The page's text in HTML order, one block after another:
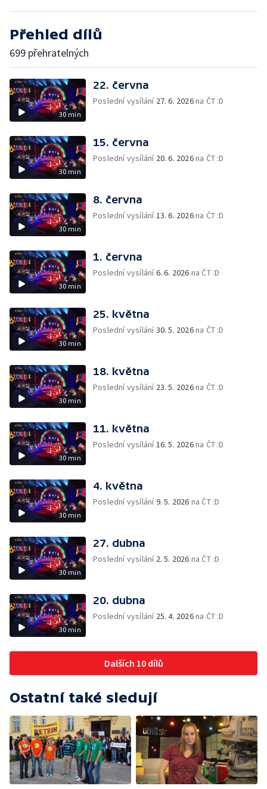
Přehled dílů
699 přehratelných
30 min
22. června
Poslední vysílání 27. 6. 2026na ČT :D
30 min
15. června
Poslední vysílání 20. 6. 2026na ČT :D
30 min
8. června
Poslední vysílání13. 6. 2026na ČT :D
30 min
1. června
Poslední vysílání6. 6. 2026 na ČT :D
30 min
25. května
Poslední vysílání30. 5. 2026na ČT :D
30 min
18. května
Poslední vysílání 23. 5. 2026na ČT :D
30 min
11. května
Poslední vysílání16. 5. 2026na ČT :D
30 min
4. května
Poslední vysílání9. 5. 2026 na ČT :D
30 min
27. dubna
Poslední vysílání 2. 5. 2026 na ČT :D
30 min
20. dubna
Poslední vysílání 25. 4. 2026na ČT :D
Dalších 10 dílů
Ostatní také sledují